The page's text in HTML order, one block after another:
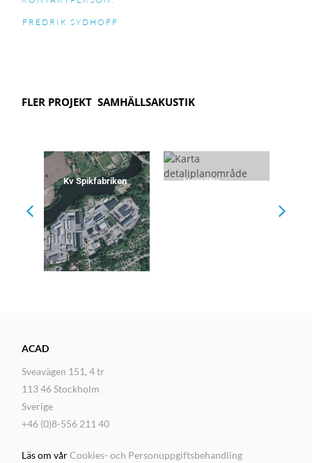
FREDRIK SYDHOFF
FLER PROJEKTSAMHÄLLSAKUSTIK
Kv Spikfabriken
Hagsätra,
ACAD
Sveavägen 151, 4 tr
113 46 Stockholm
Sverige
+46 (0)8-556 211 40
Läs om vårCookies- och Personuppgiftsbehandling